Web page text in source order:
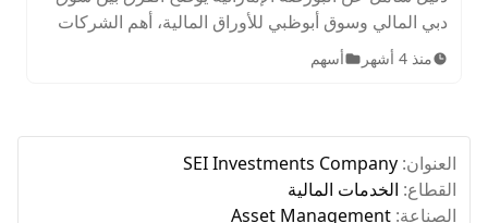
دبي المالي وسوق أبوظبي للأوراق المالية، أهم الشركات
المدرجة، الأصول المتاحة، ساعات التداول، وخطوات
الاستثمار للمبتدئين.
منذ 4 أشهر أسهم
العنوان: SEI Investments Company
القطاع: الخدمات المالية
الصناعة: Asset Management